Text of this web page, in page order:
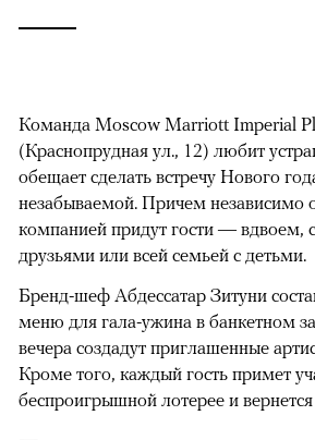
Команда Moscow Marriott Imperial
(Краснопрудная ул., 12) любит
обещает сделать встречу Нового
незабываемой. Причем независимо
компанией придут гости — вдвоем,
друзьями или всей семьей с детьми.
Бренд-шеф Абдессатар Зитуни
меню для гала-ужина в банкетном
вечера создадут приглашенные
Кроме того, каждый гость примет
беспроигрышной лотерее и